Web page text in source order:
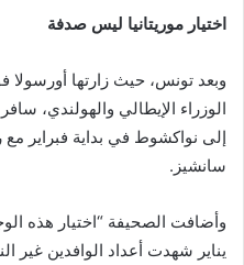
اختيار موريتانيا ليس صدفة
وبعد تونس، حيث زارتها أورسولا
الوزراء الإيطالي والهولندي،
إلى نواكشوط في بداية فبراير مع
سانشيز.
وأضافت الصحيفة “اختيار هذه
يناير شهدت أعداد الوافدين غير